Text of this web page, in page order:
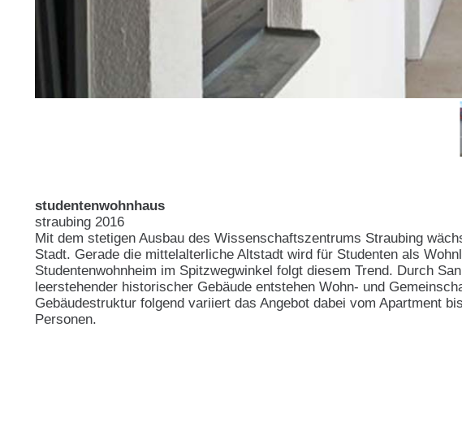
studentenwohnhaus
straubing 2016
Mit dem stetigen Ausbau des Wissenschaftszentrums Straubing
Stadt. Gerade die mittelalterliche Altstadt wird für Studenten als
Studentenwohnheim im Spitzwegwinkel folgt diesem Trend. Durch
leerstehender historischer Gebäude entstehen Wohn- und
Gebäudestruktur folgend variiert das Angebot dabei vom Apartment
Personen.